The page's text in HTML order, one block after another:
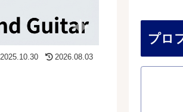
2025.10.30 2026.08.03
プロ